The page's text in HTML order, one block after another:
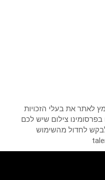
לאתר את בעלי הזכויות
בפרסומינו צילום שיש לכם
לחדול מהשימוש